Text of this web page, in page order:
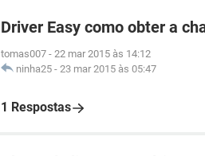
Driver Easy como obter a
tomas007 - 22 mar 2015 às 14:12
ninha25 - 23 mar 2015 às 05:47
1 Respostas